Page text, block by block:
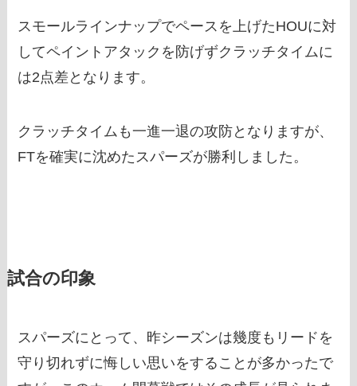
スモールラインナップでペースを上げたHOUに対
してペイントアタックを防げずクラッチタイムに
は2点差となります。
クラッチタイムも一進一退の攻防となりますが、
FTを確実に沈めたスパーズが勝利しました。
試合の印象
スパーズにとって、昨シーズンは幾度もリードを
守り切れずに悔しい思いをすることが多かったで